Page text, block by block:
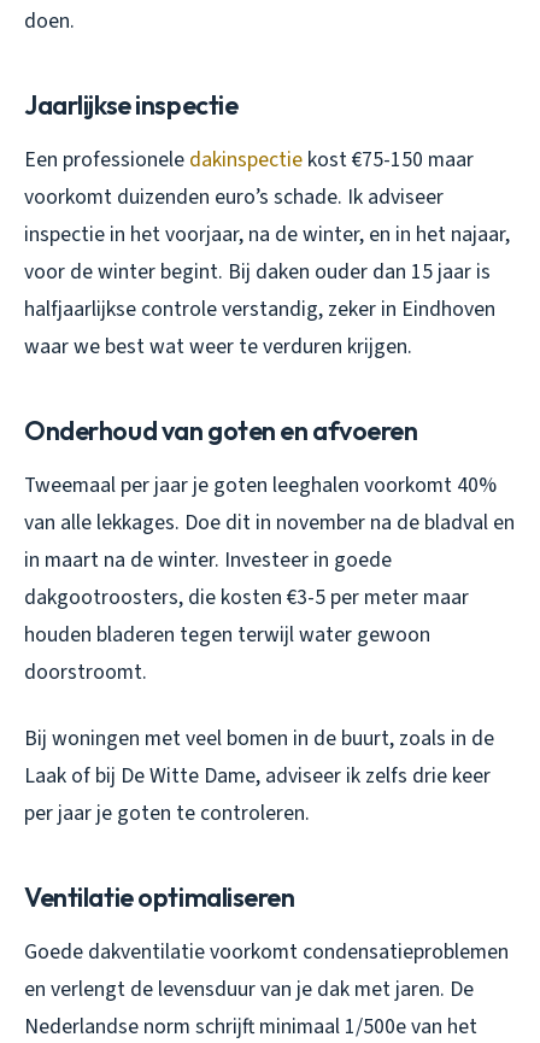
doen.
Jaarlijkse inspectie
Een professionele dakinspectie kost €75-150 maar
voorkomt duizenden euro’s schade. Ik adviseer
inspectie in het voorjaar, na de winter, en in het najaar,
voor de winter begint. Bij daken ouder dan 15 jaar is
halfjaarlijkse controle verstandig, zeker in Eindhoven
waar we best wat weer te verduren krijgen.
Onderhoud van goten en afvoeren
Tweemaal per jaar je goten leeghalen voorkomt 40%
van alle lekkages. Doe dit in november na de bladval en
in maart na de winter. Investeer in goede
dakgootroosters, die kosten €3-5 per meter maar
houden bladeren tegen terwijl water gewoon
doorstroomt.
Bij woningen met veel bomen in de buurt, zoals in de
Laak of bij De Witte Dame, adviseer ik zelfs drie keer
per jaar je goten te controleren.
Ventilatie optimaliseren
Goede dakventilatie voorkomt condensatieproblemen
en verlengt de levensduur van je dak met jaren. De
Nederlandse norm schrijft minimaal 1/500e van het